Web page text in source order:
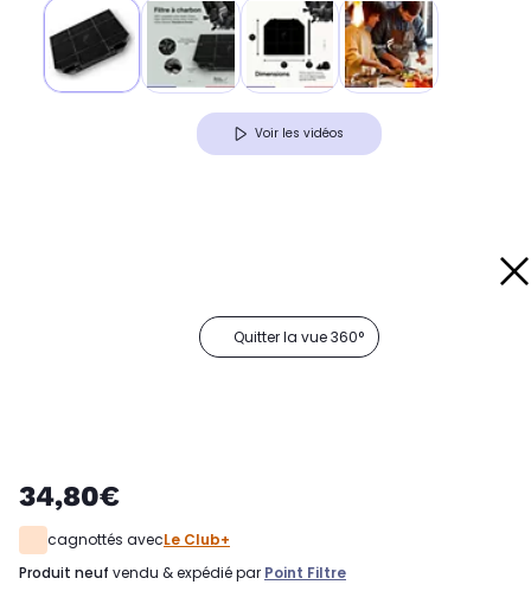
Voir les vidéos
Quitter la vue 360°
34,80€
cagnottés avecLe Club+
produit neuf vendu & expédié par Point Filtre